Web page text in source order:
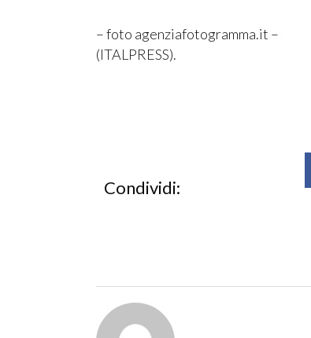
– foto agenziafotogramma.it –
(ITALPRESS).
Condividi: